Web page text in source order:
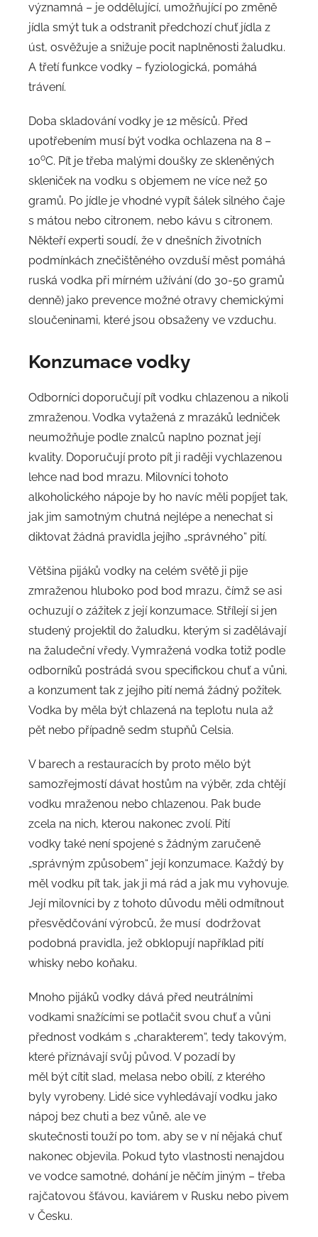
významná – je oddělující, umožňující po změně
jídla smýt tuk a odstranit předchozí chuť jídla z
úst, osvěžuje a snižuje pocit naplněnosti žaludku.
A třetí funkce vodky – fyziologická, pomáhá
trávení.
Doba skladování vodky je 12 měsíců. Před
upotřebením musí být vodka ochlazena na 8 –
10oC. Pít je třeba malými doušky ze skleněných
skleniček na vodku s objemem ne více než 50
gramů. Po jídle je vhodné vypít šálek silného čaje
s mátou nebo citronem, nebo kávu s citronem.
Někteří experti soudí, že v dnešních životních
podmínkách znečištěného ovzduší měst pomáhá
ruská vodka při mírném užívání (do 30-50 gramů
denně) jako prevence možné otravy chemickými
sloučeninami, které jsou obsaženy ve vzduchu.
Konzumace vodky
Odborníci doporučují pít vodku chlazenou a nikoli
zmraženou. Vodka vytažená z mrazáků ledniček
neumožňuje podle znalců naplno poznat její
kvality. Doporučují proto pít ji raději vychlazenou
lehce nad bod mrazu. Milovníci tohoto
alkoholického nápoje by ho navíc měli popíjet tak,
jak jim samotným chutná nejlépe a nenechat si
diktovat žádná pravidla jejího „správného“ pití.
Většina pijáků vodky na celém světě ji pije
zmraženou hluboko pod bod mrazu, čímž se asi
ochuzují o zážitek z její konzumace. Střílejí si jen
studený projektil do žaludku, kterým si zadělávají
na žaludeční vředy. Vymražená vodka totiž podle
odborníků postrádá svou specifickou chuť a vůni,
a konzument tak z jejího pití nemá žádný požitek.
Vodka by měla být chlazená na teplotu nula až
pět nebo případně sedm stupňů Celsia.
V barech a restauracích by proto mělo být
samozřejmostí dávat hostům na výběr, zda chtějí
vodku mraženou nebo chlazenou. Pak bude
zcela na nich, kterou nakonec zvolí. Pití
vodky také není spojené s žádným zaručeně
„správným způsobem“ její konzumace. Každý by
měl vodku pít tak, jak ji má rád a jak mu vyhovuje.
Její milovníci by z tohoto důvodu měli odmítnout
přesvědčování výrobců, že musí dodržovat
podobná pravidla, jež obklopují například pití
whisky nebo koňaku.
Mnoho pijáků vodky dává před neutrálními
vodkami snažícími se potlačit svou chuť a vůni
přednost vodkám s „charakterem“, tedy takovým,
které přiznávají svůj původ. V pozadí by
měl být cítit slad, melasa nebo obilí, z kterého
byly vyrobeny. Lidé sice vyhledávají vodku jako
nápoj bez chuti a bez vůně, ale ve
skutečnosti touží po tom, aby se v ní nějaká chuť
nakonec objevila. Pokud tyto vlastnosti nenajdou
ve vodce samotné, dohání je něčím jiným – třeba
rajčatovou šťávou, kaviárem v Rusku nebo pivem
v Česku.